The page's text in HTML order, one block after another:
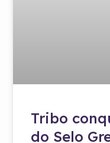
Tribo
do Selo